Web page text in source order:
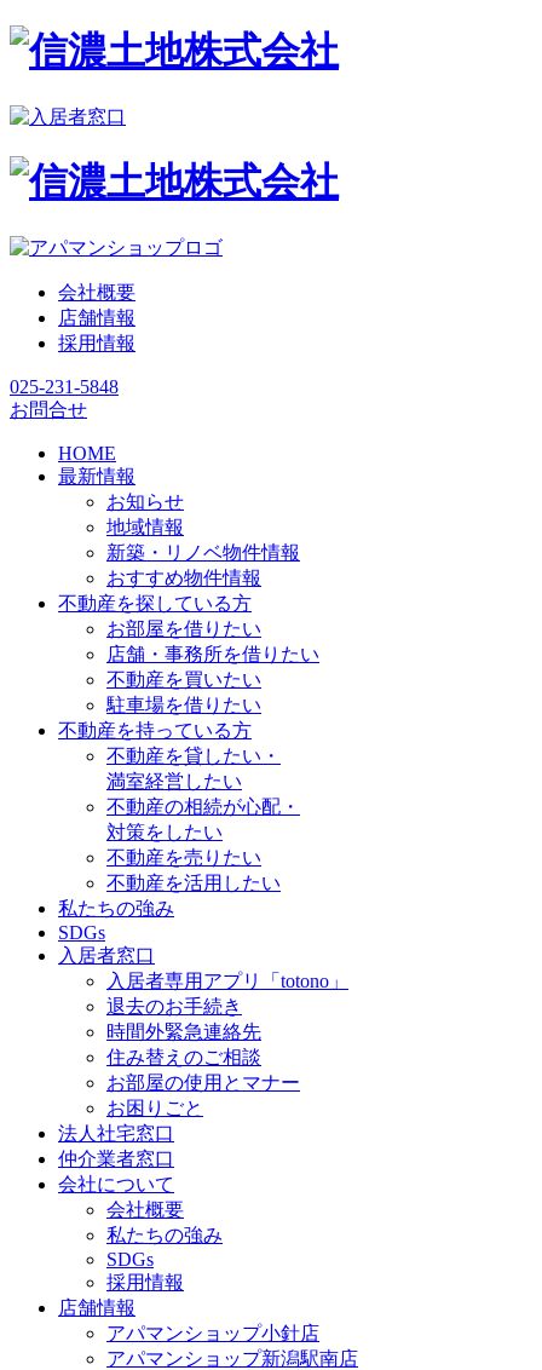
会社概要
店舗情報
採用情報
025-231-5848
お問合せ
HOME
最新情報
お知らせ
地域情報
新築・リノベ物件情報
おすすめ物件情報
不動産を探している方
お部屋を借りたい
店舗・事務所を借りたい
不動産を買いたい
駐車場を借りたい
不動産を持っている方
不動産を貸したい・
満室経営したい
不動産の相続が心配・
対策をしたい
不動産を売りたい
不動産を活用したい
私たちの強み
SDGs
入居者窓口
入居者専用アプリ「totono」
退去のお手続き
時間外緊急連絡先
住み替えのご相談
お部屋の使用とマナー
お困りごと
法人社宅窓口
仲介業者窓口
会社について
会社概要
私たちの強み
SDGs
採用情報
店舗情報
アパマンショップ小針店
アパマンショップ新潟駅南店